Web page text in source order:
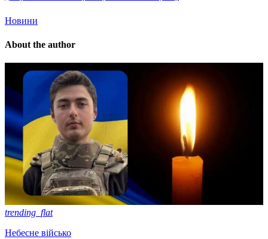
Новини
About the author
trending_flat
Небесне військо